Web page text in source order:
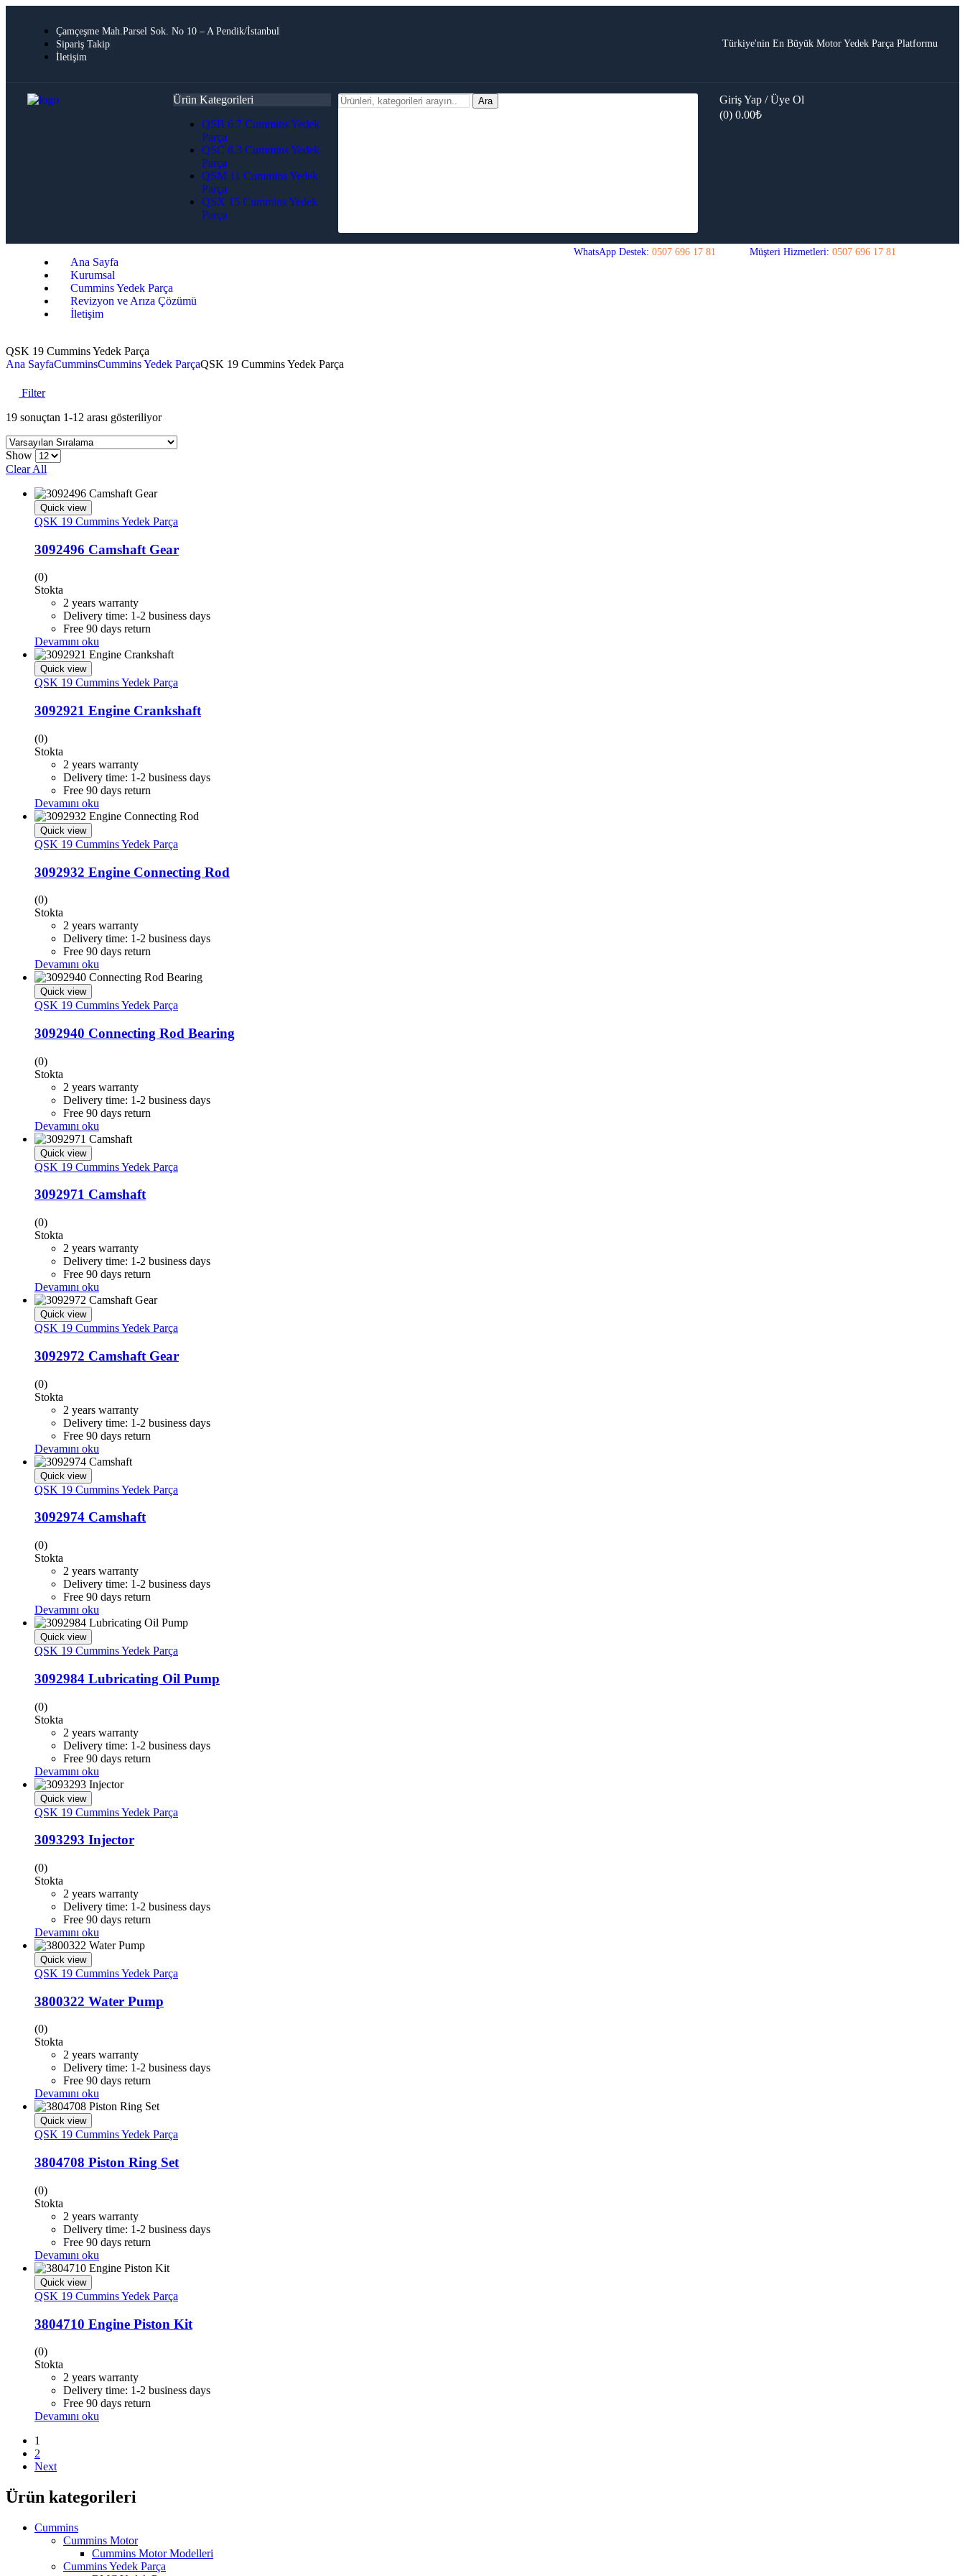
Çamçeşme Mah.Parsel Sok. No 10 – A Pendik/İstanbul
Sipariş Takip
İletişim
Türkiye'nin En Büyük Motor Yedek Parça Platformu
Ürün Kategorileri
QSB 6.7 Cummins Yedek
Parça
QSC 8.3 Cummins Yedek
Parça
QSM 11 Cummins Yedek
Parça
QSX 15 Cummins Yedek
Parça
Ara
Giriş Yap / Üye Ol
(0) 0.00₺
Ana Sayfa
Kurumsal
Cummins Yedek Parça
Revizyon ve Arıza Çözümü
İletişim
WhatsApp Destek: 0507 696 17 81 Müşteri Hizmetleri: 0507 696 17 81
QSK 19 Cummins Yedek Parça
Ana SayfaCumminsCummins Yedek ParçaQSK 19 Cummins Yedek Parça
Filter
19 sonuçtan 1-12 arası gösteriliyor
Show
Clear All
Quick view
QSK 19 Cummins Yedek Parça
3092496 Camshaft Gear
(0)
Stokta
2 years warranty
Delivery time: 1-2 business days
Free 90 days return
Devamını oku
Quick view
QSK 19 Cummins Yedek Parça
3092921 Engine Crankshaft
(0)
Stokta
2 years warranty
Delivery time: 1-2 business days
Free 90 days return
Devamını oku
Quick view
QSK 19 Cummins Yedek Parça
3092932 Engine Connecting Rod
(0)
Stokta
2 years warranty
Delivery time: 1-2 business days
Free 90 days return
Devamını oku
Quick view
QSK 19 Cummins Yedek Parça
3092940 Connecting Rod Bearing
(0)
Stokta
2 years warranty
Delivery time: 1-2 business days
Free 90 days return
Devamını oku
Quick view
QSK 19 Cummins Yedek Parça
3092971 Camshaft
(0)
Stokta
2 years warranty
Delivery time: 1-2 business days
Free 90 days return
Devamını oku
Quick view
QSK 19 Cummins Yedek Parça
3092972 Camshaft Gear
(0)
Stokta
2 years warranty
Delivery time: 1-2 business days
Free 90 days return
Devamını oku
Quick view
QSK 19 Cummins Yedek Parça
3092974 Camshaft
(0)
Stokta
2 years warranty
Delivery time: 1-2 business days
Free 90 days return
Devamını oku
Quick view
QSK 19 Cummins Yedek Parça
3092984 Lubricating Oil Pump
(0)
Stokta
2 years warranty
Delivery time: 1-2 business days
Free 90 days return
Devamını oku
Quick view
QSK 19 Cummins Yedek Parça
3093293 Injector
(0)
Stokta
2 years warranty
Delivery time: 1-2 business days
Free 90 days return
Devamını oku
Quick view
QSK 19 Cummins Yedek Parça
3800322 Water Pump
(0)
Stokta
2 years warranty
Delivery time: 1-2 business days
Free 90 days return
Devamını oku
Quick view
QSK 19 Cummins Yedek Parça
3804708 Piston Ring Set
(0)
Stokta
2 years warranty
Delivery time: 1-2 business days
Free 90 days return
Devamını oku
Quick view
QSK 19 Cummins Yedek Parça
3804710 Engine Piston Kit
(0)
Stokta
2 years warranty
Delivery time: 1-2 business days
Free 90 days return
Devamını oku
1
2
Next
Ürün kategorileri
Cummins
Cummins Motor
Cummins Motor Modelleri
Cummins Yedek Parça